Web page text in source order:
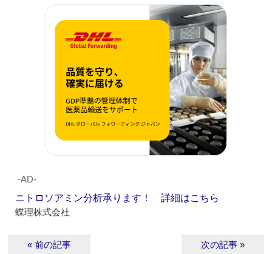
‐AD‐
ニトロソアミン分析承ります！ 詳細はこちら
蝶理株式会社
« 前の記事 次の記事 »